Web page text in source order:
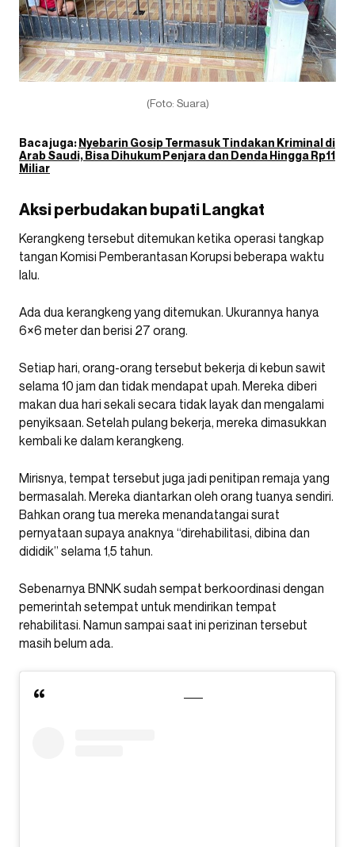
(Foto: Suara)
Baca juga:Nyebarin Gosip Termasuk Tindakan Kriminal di
Arab Saudi, Bisa Dihukum Penjara dan Denda Hingga Rp11
Miliar
Aksi perbudakan bupati Langkat
Kerangkeng tersebut ditemukan ketika operasi tangkap
tangan Komisi Pemberantasan Korupsi beberapa waktu
lalu.
Ada dua kerangkeng yang ditemukan. Ukurannya hanya
6×6 meter dan berisi 27 orang.
Setiap hari, orang-orang tersebut bekerja di kebun sawit
selama 10 jam dan tidak mendapat upah. Mereka diberi
makan dua hari sekali secara tidak layak dan mengalami
penyiksaan. Setelah pulang bekerja, mereka dimasukkan
kembali ke dalam kerangkeng.
Mirisnya, tempat tersebut juga jadi penitipan remaja yang
bermasalah. Mereka diantarkan oleh orang tuanya sendiri.
Bahkan orang tua mereka menandatangai surat
pernyataan supaya anaknya “direhabilitasi, dibina dan
dididik” selama 1,5 tahun.
Sebenarnya BNNK sudah sempat berkoordinasi dengan
pemerintah setempat untuk mendirikan tempat
rehabilitasi. Namun sampai saat ini perizinan tersebut
masih belum ada.